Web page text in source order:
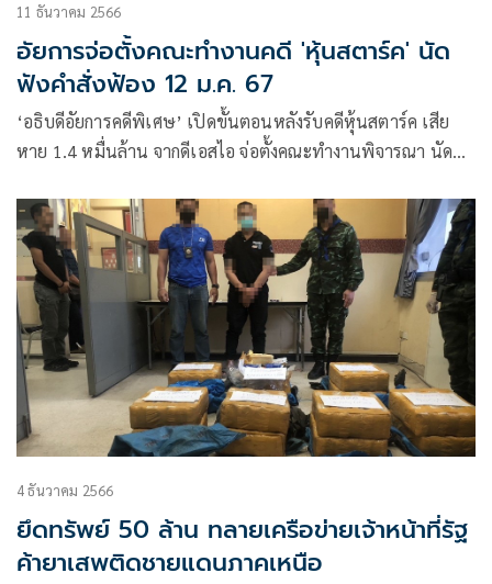
11 ธันวาคม 2566
อัยการจ่อตั้งคณะทำงานคดี 'หุ้นสตาร์ค' นัด
ฟังคำสั่งฟ้อง 12 ม.ค. 67
‘อธิบดีอัยการคดีพิเศษ’ เปิดขั้นตอนหลังรับคดีหุ้นสตาร์ค เสีย
หาย 1.4 หมื่นล้าน จากดีเอสไอ จ่อตั้งคณะทำงานพิจารณา นัดฟัง
ทรัพย์เกือบหมื่นล้าน
4 ธันวาคม 2566
ยึดทรัพย์ 50 ล้าน ทลายเครือข่ายเจ้าหน้าที่รัฐ
ค้ายาเสพติดชายแดนภาคเหนือ